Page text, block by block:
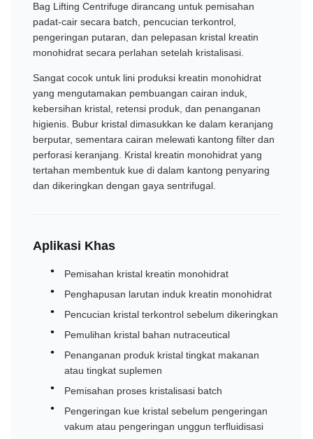
Bag Lifting Centrifuge dirancang untuk pemisahan
padat-cair secara batch, pencucian terkontrol,
pengeringan putaran, dan pelepasan kristal kreatin
monohidrat secara perlahan setelah kristalisasi.
Sangat cocok untuk lini produksi kreatin monohidrat
yang mengutamakan pembuangan cairan induk,
kebersihan kristal, retensi produk, dan penanganan
higienis. Bubur kristal dimasukkan ke dalam keranjang
berputar, sementara cairan melewati kantong filter dan
perforasi keranjang. Kristal kreatin monohidrat yang
tertahan membentuk kue di dalam kantong penyaring
dan dikeringkan dengan gaya sentrifugal.
Aplikasi Khas
Pemisahan kristal kreatin monohidrat
Penghapusan larutan induk kreatin monohidrat
Pencucian kristal terkontrol sebelum dikeringkan
Pemulihan kristal bahan nutraceutical
Penanganan produk kristal tingkat makanan
atau tingkat suplemen
Pemisahan proses kristalisasi batch
Pengeringan kue kristal sebelum pengeringan
vakum atau pengeringan unggun terfluidisasi